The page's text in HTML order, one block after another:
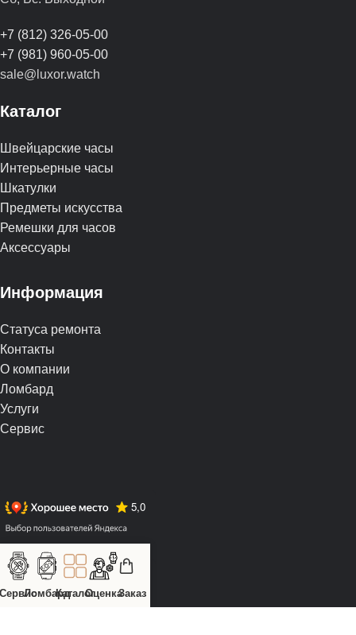
+7 (812) 326-05-00
+7 (981) 960-05-00
sale@luxor.watch
Каталог
Швейцарские часы
Интерьерные часы
Шкатулки
Предметы искусства
Ремешки для часов
Аксессуары
Информация
Статуса ремонта
Контакты
О компании
Ломбард
Услуги
Сервис
СервисЛомбардКаталогОценкаЗаказ